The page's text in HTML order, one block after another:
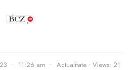
• 11:26 am • Actualitate • Views: 21